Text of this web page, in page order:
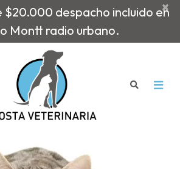
$20.000 despacho incluido en
Montt radio urbano.
×